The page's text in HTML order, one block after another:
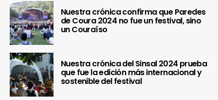
Nuestra crónica confirma que Paredes
de Coura 2024 no fue un festival, sino
un Couraíso
Nuestra crónica del Sinsal 2024 prueba
que fue la edición más internacional y
sostenible del festival